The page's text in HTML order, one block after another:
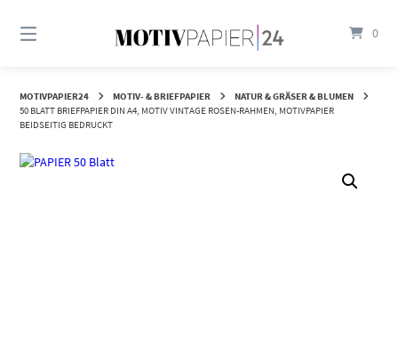
zum
0
MOTIVPAPIER24 MOTIV- & BRIEFPAPIER
NATUR & GRÄSER & BLUMEN
50 BLATT BRIEFPAPIER DIN A4, MOTIV VINTAGE ROSEN-RAHMEN, MOTIVPAPIER
BEIDSEITIG BEDRUCKT